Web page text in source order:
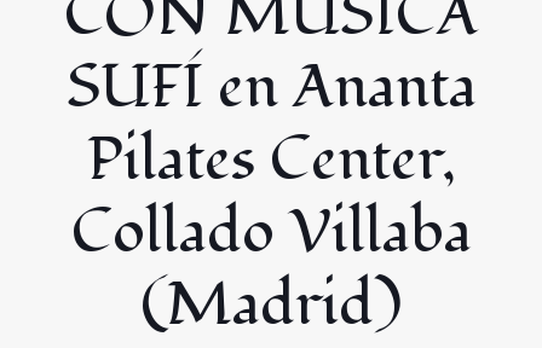
SUFÍ en Ananta
Pilates Center,
Collado Villaba
(Madrid)